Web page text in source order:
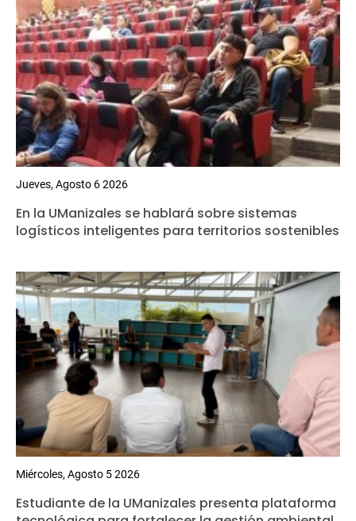
Jueves, Agosto 6 2026
En la UManizales se hablará sobre sistemas
logísticos inteligentes para territorios sostenibles
Miércoles, Agosto 5 2026
Estudiante de la UManizales presenta plataforma